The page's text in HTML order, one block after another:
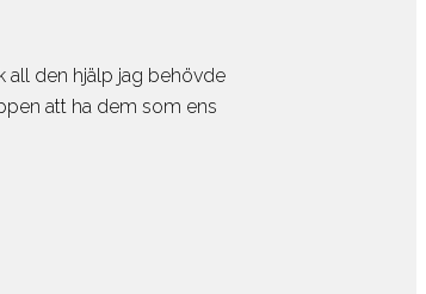
all den hjälp jag behövde
att ha dem som ens